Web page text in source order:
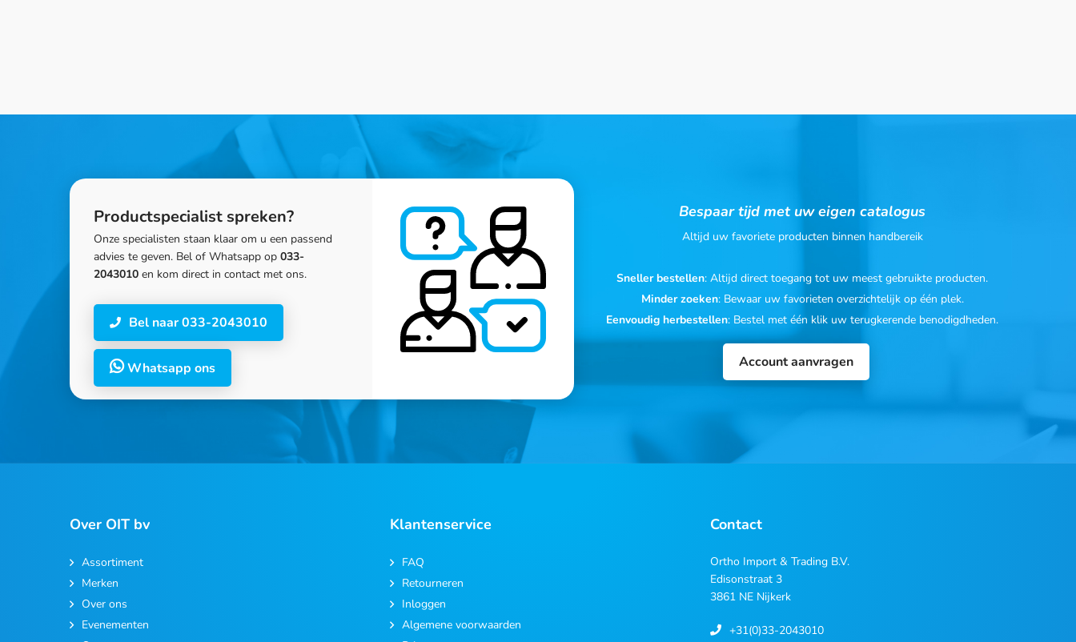
Productspecialist spreken?
Onze specialisten staan klaar om u een passend
advies te geven. Bel of Whatsapp op 033-
2043010 en kom direct in contact met ons.
Bel naar 033-2043010
Whatsapp ons
Bespaar tijd met uw eigen catalogus
Altijd uw favoriete producten binnen handbereik
Sneller bestellen: Altijd direct toegang tot uw meest gebruikte producten.
Minder zoeken: Bewaar uw favorieten overzichtelijk op één plek.
Eenvoudig herbestellen: Bestel met één klik uw terugkerende benodigdheden.
Account aanvragen
Over OIT bv
Assortiment
Merken
Over ons
Evenementen
Klantenservice
FAQ
Retourneren
Inloggen
Algemene voorwaarden
Contact
Ortho Import & Trading B.V.
Edisonstraat 3
3861 NE Nijkerk
+31(0)33-2043010